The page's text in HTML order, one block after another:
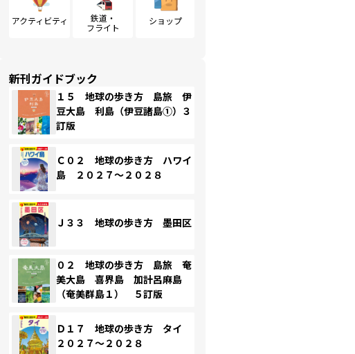
アクティビティ
鉄道・
フライト
ショップ
新刊ガイドブック
１５ 地球の歩き方 島旅 伊
豆大島 利島（伊豆諸島①）３
訂版
Ｃ０２ 地球の歩き方 ハワイ
島 ２０２７～２０２８
Ｊ３３ 地球の歩き方 墨田区
０２ 地球の歩き方 島旅 奄
美大島 喜界島 加計呂麻島
（奄美群島１） ５訂版
Ｄ１７ 地球の歩き方 タイ
２０２７～２０２８